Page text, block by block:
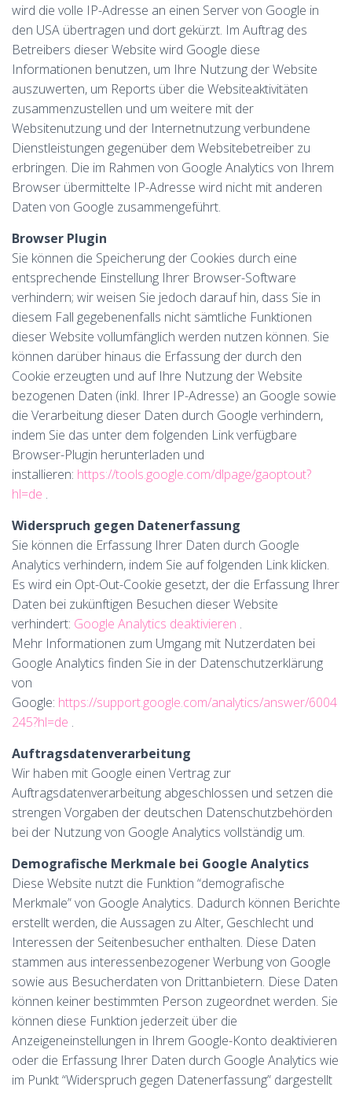
wird die volle IP-Adresse an einen Server von Google in
den USA übertragen und dort gekürzt. Im Auftrag des
Betreibers dieser Website wird Google diese
Informationen benutzen, um Ihre Nutzung der Website
auszuwerten, um Reports über die Websiteaktivitäten
zusammenzustellen und um weitere mit der
Websitenutzung und der Internetnutzung verbundene
Dienstleistungen gegenüber dem Websitebetreiber zu
erbringen. Die im Rahmen von Google Analytics von Ihrem
Browser übermittelte IP-Adresse wird nicht mit anderen
Daten von Google zusammengeführt.
Browser Plugin
Sie können die Speicherung der Cookies durch eine
entsprechende Einstellung Ihrer Browser-Software
verhindern; wir weisen Sie jedoch darauf hin, dass Sie in
diesem Fall gegebenenfalls nicht sämtliche Funktionen
dieser Website vollumfänglich werden nutzen können. Sie
können darüber hinaus die Erfassung der durch den
Cookie erzeugten und auf Ihre Nutzung der Website
bezogenen Daten (inkl. Ihrer IP-Adresse) an Google sowie
die Verarbeitung dieser Daten durch Google verhindern,
indem Sie das unter dem folgenden Link verfügbare
Browser-Plugin herunterladen und
installieren: https://tools.google.com/dlpage/gaoptout?
hl=de .
Widerspruch gegen Datenerfassung
Sie können die Erfassung Ihrer Daten durch Google
Analytics verhindern, indem Sie auf folgenden Link klicken.
Es wird ein Opt-Out-Cookie gesetzt, der die Erfassung Ihrer
Daten bei zukünftigen Besuchen dieser Website
verhindert: Google Analytics deaktivieren .
Mehr Informationen zum Umgang mit Nutzerdaten bei
Google Analytics finden Sie in der Datenschutzerklärung
von
Google: https://support.google.com/analytics/answer/6004
245?hl=de .
Auftragsdatenverarbeitung
Wir haben mit Google einen Vertrag zur
Auftragsdatenverarbeitung abgeschlossen und setzen die
strengen Vorgaben der deutschen Datenschutzbehörden
bei der Nutzung von Google Analytics vollständig um.
Demografische Merkmale bei Google Analytics
Diese Website nutzt die Funktion “demografische
Merkmale” von Google Analytics. Dadurch können Berichte
erstellt werden, die Aussagen zu Alter, Geschlecht und
Interessen der Seitenbesucher enthalten. Diese Daten
stammen aus interessenbezogener Werbung von Google
sowie aus Besucherdaten von Drittanbietern. Diese Daten
können keiner bestimmten Person zugeordnet werden. Sie
können diese Funktion jederzeit über die
Anzeigeneinstellungen in Ihrem Google-Konto deaktivieren
oder die Erfassung Ihrer Daten durch Google Analytics wie
im Punkt “Widerspruch gegen Datenerfassung” dargestellt